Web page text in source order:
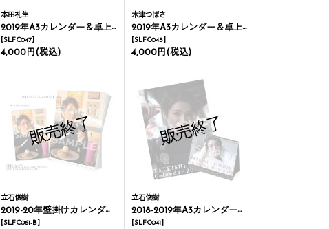
本田礼生
2019年A3カレンダー＆卓上カレンダー
[SLFC047]
4,000円 (税込)
木津つばさ
2019年A3カレンダー＆卓上カレンダー
[SLFC045]
4,000円 (税込)
立石俊樹
2019-20年壁掛けカレンダー＆メイキングDVD
[SLFC061-B]
立石俊樹
2018-2019年A3カレンダー＆卓上カレンダー(4月はじまり)
[SLFC041]